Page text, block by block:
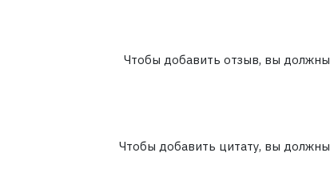
Чтобы добавить отзыв, вы должны
Чтобы добавить цитату, вы должны